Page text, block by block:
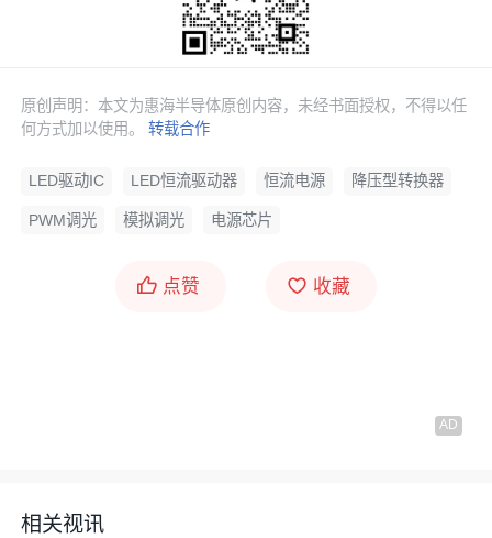
原创声明：本文为惠海半导体原创内容，未经书面授权，不得以任
何方式加以使用。转载合作
LED驱动IC LED恒流驱动器 恒流电源 降压型转换器
PWM调光 模拟调光 电源芯片
点赞 收藏
相关视讯